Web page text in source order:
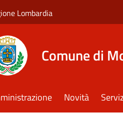
Lombardia
Comune di
Novità